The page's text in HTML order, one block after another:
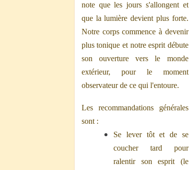
note que les jours s'allongent et
que la lumière devient plus forte.
Notre corps commence à devenir
plus tonique et notre esprit débute
son ouverture vers le monde
extérieur, pour le moment
observateur de ce qui l'entoure.
Les recommandations générales
sont :
Se lever tôt et de se
coucher tard pour
ralentir son esprit (le